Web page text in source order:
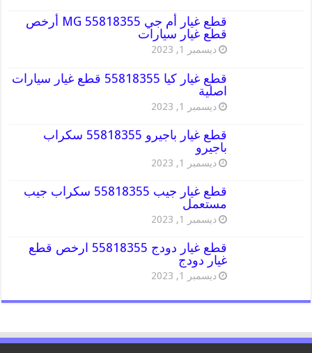
قطع غيار أم جي MG 55818355 أرخص
قطع غيار سيارات
ديسمبر 1, 2023
قطع غيار كيا 55818355 قطع غيار سيارات
اصلية
ديسمبر 1, 2023
قطع غيار باجيرو 55818355 سكراب
باجيرو
ديسمبر 1, 2023
قطع غيار جيب 55818355 سكراب جيب
مستعمل
ديسمبر 1, 2023
قطع غيار دودج 55818355 ارخص قطع
غيار دودج
ديسمبر 1, 2023